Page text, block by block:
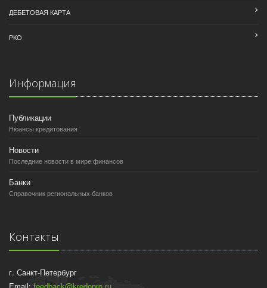
ДЕБЕТОВАЯ КАРТА
РКО
Информация
Публикации
Нюансы кредитования
Новости
Последние новости в мире финансов
Банки
Справочник региональных банков
Контакты
г. Санкт-Петербург
Email: feedback@kredopro.ru